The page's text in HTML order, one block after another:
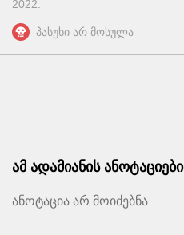
2022
პასუხი არ მოსულა
ამ ადამიანის ანოტაციები
ანოტაცია არ მოიძებნა